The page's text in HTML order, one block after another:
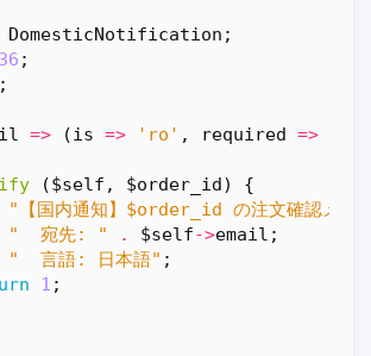
DomesticNotification ;
;
;
=> (is => 'ro' , required =>
($self, $order_id) {
"【国内通知】$order_id の注文確認メー
"  宛先: " . $self->email ;
"  言語: 日本語" ;
1 ;